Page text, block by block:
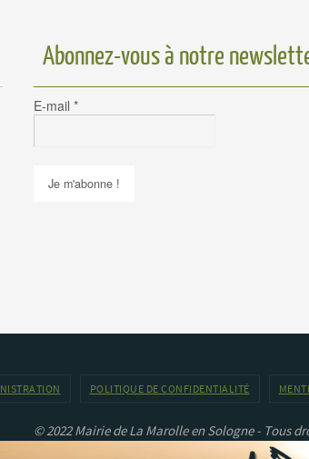
Abonnez-vous à notre
E-mail *
POLITIQUE DE CONFIDENTIALITÉ
© 2022 Mairie de La Marolle en Sologne - Tous